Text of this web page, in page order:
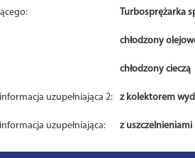
Turbosprężarka
chłodzony
chłodzony cieczą
uzupełniająca 2: z kolektorem
uzupełniająca: z uszczelnieniami